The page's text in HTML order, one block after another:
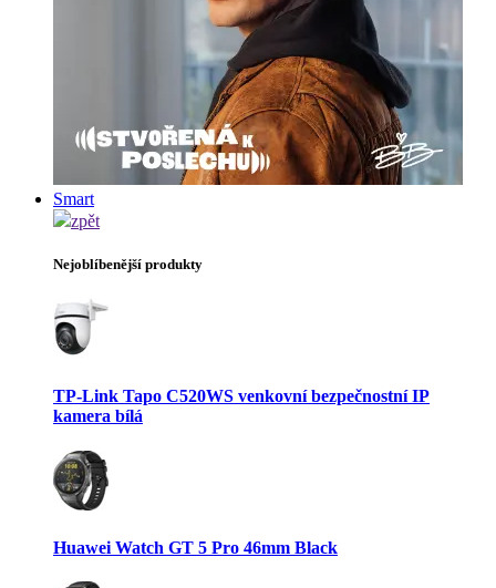
Smart
zpět
Nejoblíbenější produkty
TP-Link Tapo C520WS venkovní bezpečnostní IP
kamera bílá
Huawei Watch GT 5 Pro 46mm Black